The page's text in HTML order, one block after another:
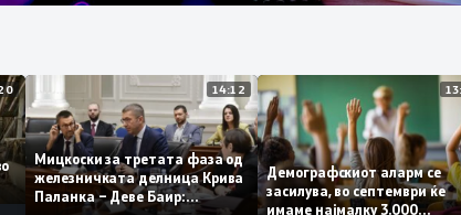
15:20
во
14:12
Мицкоски за третата фаза од
железничката делница Крива
Паланка – Деве Баир:
Демографскиот аларм
засилува, во септември
имаме најмалку 3.000